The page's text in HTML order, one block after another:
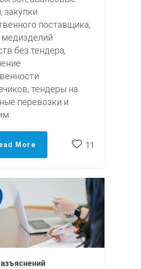
закупки
поставщика,
медизделий
без тендера,
тендеры на
перевозки и
More 11